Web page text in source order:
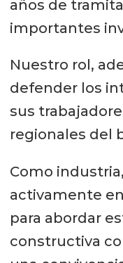
años de
importantes
Nuestro rol,
defender los
sus
regionales del
Como
activamente
para abordar
constructiva